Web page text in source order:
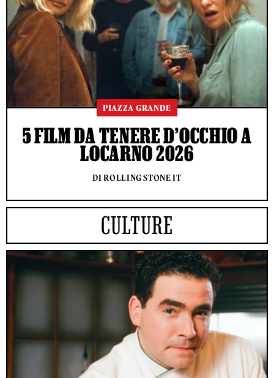
PIAZZA GRANDE
5 FILM DA TENERE D’OCCHIO A
LOCARNO 2026
DI ROLLING STONE IT
CULTURE